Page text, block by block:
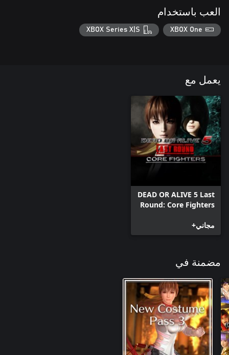
العب باستخدام
XBOX One
XBOX Series X|S
يعمل مع
DEAD OR ALIVE 5 Last
Round: Core Fighters
مجاني+
مضمنة في